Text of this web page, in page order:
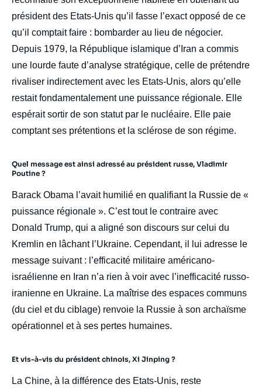
président des Etats-Unis qu’il fasse l’exact opposé de ce
qu’il comptait faire : bombarder au lieu de négocier.
Depuis 1979, la République islamique d’Iran a commis
une lourde faute d’analyse stratégique, celle de prétendre
rivaliser indirectement avec les Etats-Unis, alors qu’elle
restait fondamentalement une puissance régionale. Elle
espérait sortir de son statut par le nucléaire. Elle paie
comptant ses prétentions et la sclérose de son régime.
Quel message est ainsi adressé au président russe, Vladimir
Poutine ?
Barack Obama l’avait humilié en qualifiant la Russie de «
puissance régionale ». C’est tout le contraire avec
Donald Trump, qui a aligné son discours sur celui du
Kremlin en lâchant l’Ukraine. Cependant, il lui adresse le
message suivant : l’efficacité militaire américano-
israélienne en Iran n’a rien à voir avec l’inefficacité russo-
iranienne en Ukraine. La maîtrise des espaces communs
(du ciel et du ciblage) renvoie la Russie à son archaïsme
opérationnel et à ses pertes humaines.
Et vis-à-vis du président chinois, Xi Jinping ?
La Chine, à la différence des Etats-Unis, reste